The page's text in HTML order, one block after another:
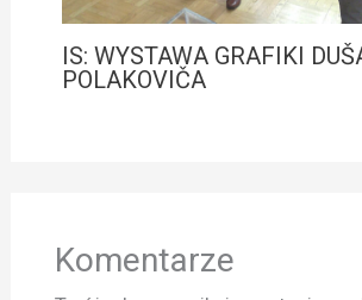
IS: WYSTAWA GRAFIKI
POLAKOVIČA
Komentarze